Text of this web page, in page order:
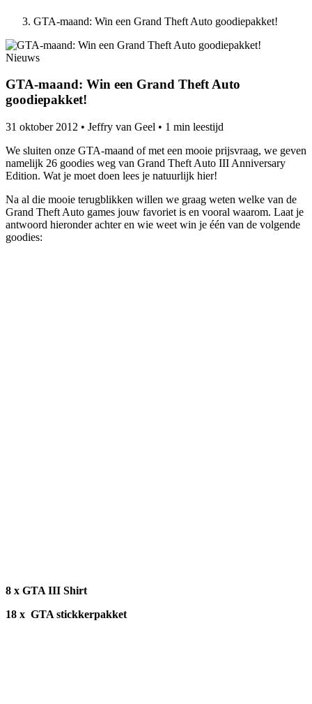
GTA-maand: Win een Grand Theft Auto goodiepakket!
Nieuws
GTA-maand: Win een Grand Theft Auto
goodiepakket!
31 oktober 2012 • Jeffry van Geel • 1 min leestijd
We sluiten onze GTA-maand of met een mooie prijsvraag, we geven
namelijk 26 goodies weg van Grand Theft Auto III Anniversary
Edition. Wat je moet doen lees je natuurlijk hier!
Na al die mooie terugblikken willen we graag weten welke van de
Grand Theft Auto games jouw favoriet is en vooral waarom. Laat je
antwoord hieronder achter en wie weet win je één van de volgende
goodies:
8 x GTA III Shirt
18 x GTA stickkerpakket